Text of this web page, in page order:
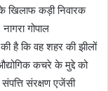
खिलाफ कड़ी निवारक
गोपाल
की है कि वह शहर की झीलों
कचरे के मुद्दे को
संरक्षण एजेंसी